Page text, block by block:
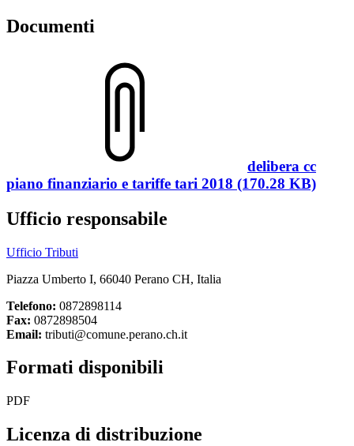
Documenti
delibera cc
piano finanziario e tariffe tari 2018 (170.28 KB)
Ufficio responsabile
Ufficio Tributi
Piazza Umberto I, 66040 Perano CH, Italia
Telefono: 0872898114
Fax: 0872898504
Email: tributi@comune.perano.ch.it
Formati disponibili
PDF
Licenza di distribuzione